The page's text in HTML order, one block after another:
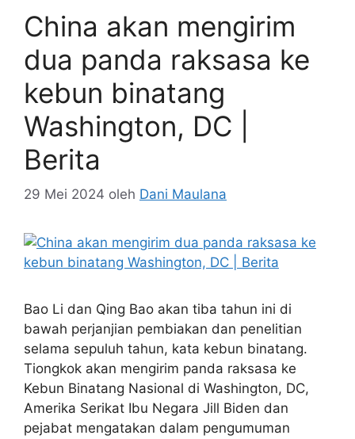
China akan mengirim
dua panda raksasa ke
kebun binatang
Washington, DC |
Berita
29 Mei 2024 oleh Dani Maulana
Bao Li dan Qing Bao akan tiba tahun ini di
bawah perjanjian pembiakan dan penelitian
selama sepuluh tahun, kata kebun binatang.
Tiongkok akan mengirim panda raksasa ke
Kebun Binatang Nasional di Washington, DC,
Amerika Serikat Ibu Negara Jill Biden dan
pejabat mengatakan dalam pengumuman